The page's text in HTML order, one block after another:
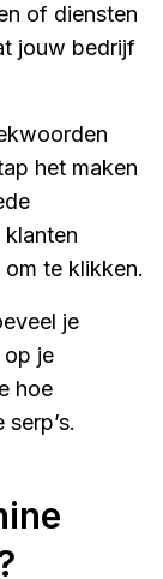
of diensten
jouw bedrijf
het maken
te klikken.
je
op je
hoe